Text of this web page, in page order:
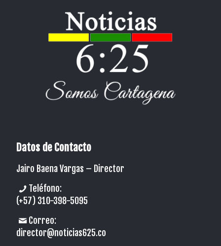
Datos de Contacto
Jairo Baena Vargas – Director
Teléfono:
(+57) 310-398-5095
Correo:
director@noticias625.co